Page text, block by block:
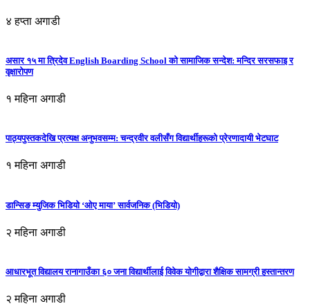
४ हप्ता अगाडी
असार १५ मा त्रिदेव English Boarding School को सामाजिक सन्देश: मन्दिर सरसफाइ र
वृक्षारोपण
१ महिना अगाडी
पाठ्यपुस्तकदेखि प्रत्यक्ष अनुभवसम्म: चन्द्रवीर वलीसँग विद्यार्थीहरूको प्रेरणादायी भेटघाट
१ महिना अगाडी
डान्सिङ म्युजिक भिडियो ‘ओए माया’ सार्वजनिक (भिडियो)
२ महिना अगाडी
आधारभूत विद्यालय रानागाउँका ६० जना विद्यार्थीलाई विवेक योगीद्वारा शैक्षिक सामग्री हस्तान्तरण
२ महिना अगाडी